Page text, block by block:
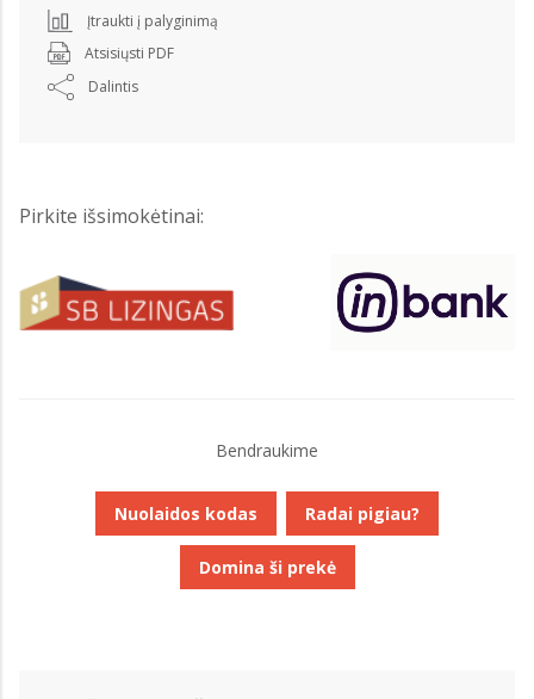
Įtraukti į palyginimą
Atsisiųsti PDF
Dalintis
Pirkite išsimokėtinai:
Bendraukime
Nuolaidos kodas Radai pigiau?
Domina ši prekė